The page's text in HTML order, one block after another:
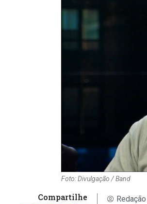
Foto: Divulgação / Band
Compartilhe